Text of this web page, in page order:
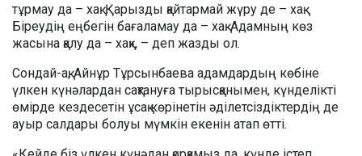
тұрмау да – хақ. Қарызды қайтармай жүру де – хақ.
Біреудің еңбегін бағаламау да – хақ. Адамның көз
жасына қалу да – хақ», – деп жазды ол.
Сондай-ақ, Айнұр Тұрсынбаева адамдардың көбіне
үлкен күнәлардан сақтануға тырысқанымен, күнделікті
өмірде кездесетін ұсақ көрінетін әділетсіздіктердің де
ауыр салдары болуы мүмкін екенін атап өтті.